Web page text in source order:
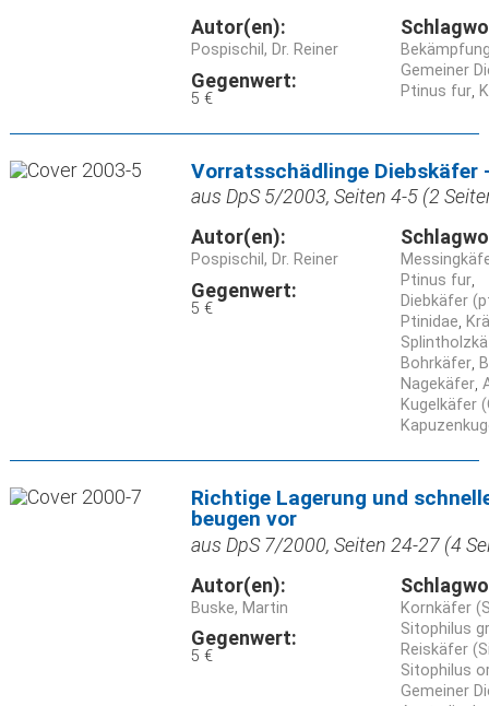
Autor(en):
Pospischil, Dr. Reiner
Gegenwert:
5 €
Gemeiner
Ptinus fur
Vorratsschädlinge Diebskäfer
aus DpS 5/2003, Seiten 4-5 (2
Autor(en):
Pospischil, Dr. Reiner
Gegenwert:
5 €
Ptinus fur
Diebkäfer
Ptinidae
Bohrkäfer
Nagekäfer
Kugelkäfer
Richtige Lagerung und
beugen vor
aus DpS 7/2000, Seiten 24-27 (4
Autor(en):
Buske, Martin
Gegenwert:
5 €
Kornkäfer
Sitophilus
Reiskäfer
Sitophilus
Gemeiner